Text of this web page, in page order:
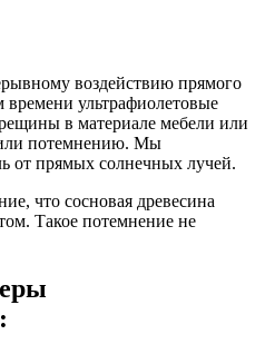
воздействию прямого
времени ультрафиолетовые
в материале мебели или
потемнению. Мы
от прямых солнечных лучей.
что сосновая древесина
Такое потемнение не